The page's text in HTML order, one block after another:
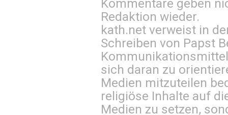
Kommentare geben
Redaktion wieder.
kath.net verweist in
Schreiben von Papst
sich daran zu
Medien mitzuteilen
religiöse Inhalte auf
Medien zu setzen,